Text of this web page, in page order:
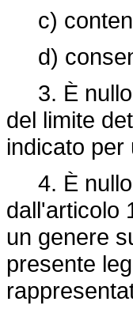
c)
d)
3. È nullo,
del limite
indicato per
4. È nullo
dall'articolo
un genere
presente